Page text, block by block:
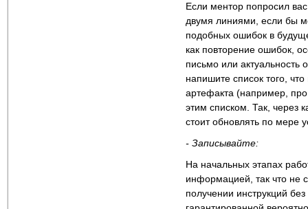
Если ментор попросил
двумя линиями, если бы
подобных ошибок в
как повторение ошибок,
письмо или актуальность
напишите список того,
артефакта (например,
этим списком. Так, через
стоит обновлять по мере
- Записывайте:
На начальных этапах
информацией, так что не
получении инструкций